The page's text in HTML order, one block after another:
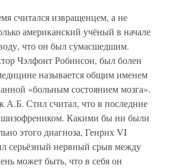
считался извращенцем, а не
американский учёный в начале
что он был сумасшедшим.
Чэлфонт Робинсон, был болен
называется общим именем
«больным состоянием мозга».
А.Б. Стил считал, что в последние
Какими бы ни были
этого диагноза, Генрих VI
серьёзный нервный срыв между
может быть, что в себя он